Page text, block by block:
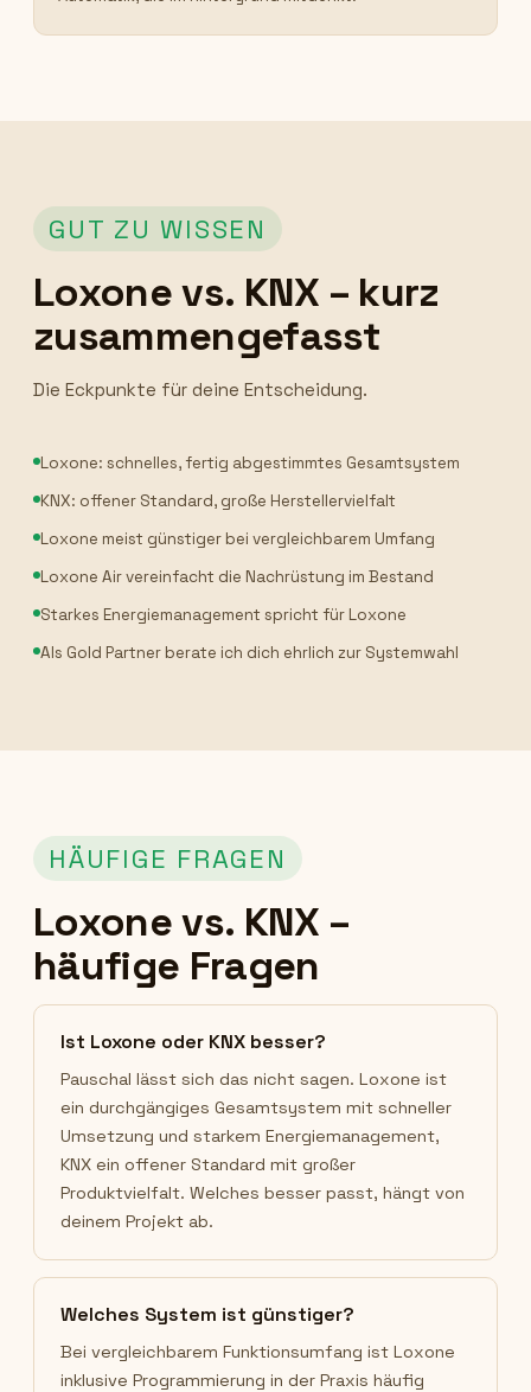
GUT ZU WISSEN
Loxone vs. KNX – kurz
zusammengefasst
Die Eckpunkte für deine Entscheidung.
Loxone: schnelles, fertig abgestimmtes Gesamtsystem
KNX: offener Standard, große Herstellervielfalt
Loxone meist günstiger bei vergleichbarem Umfang
Loxone Air vereinfacht die Nachrüstung im Bestand
Starkes Energiemanagement spricht für Loxone
Als Gold Partner berate ich dich ehrlich zur Systemwahl
HÄUFIGE FRAGEN
Loxone vs. KNX –
häufige Fragen
Ist Loxone oder KNX besser?
Pauschal lässt sich das nicht sagen. Loxone ist
ein durchgängiges Gesamtsystem mit schneller
Umsetzung und starkem Energiemanagement,
KNX ein offener Standard mit großer
Produktvielfalt. Welches besser passt, hängt von
deinem Projekt ab.
Welches System ist günstiger?
Bei vergleichbarem Funktionsumfang ist Loxone
inklusive Programmierung in der Praxis häufig